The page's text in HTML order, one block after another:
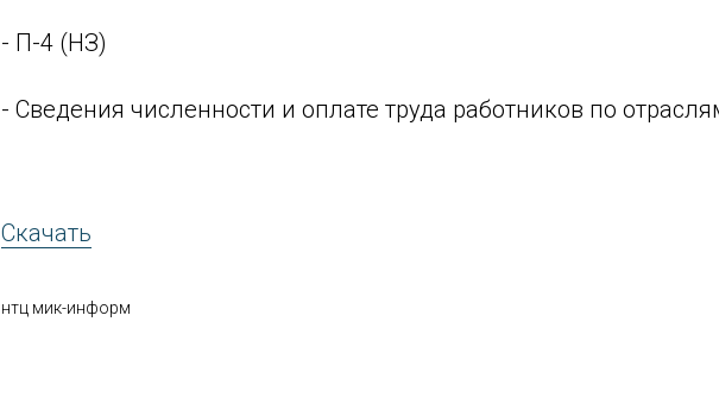
- П-4 (НЗ)
- Сведения численности и оплате труда работников по
Скачать
нтц мик-информ